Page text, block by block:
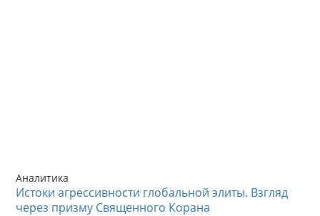
Аналитика
Истоки агрессивности глобальной элиты. Взгляд
через призму Священного Корана